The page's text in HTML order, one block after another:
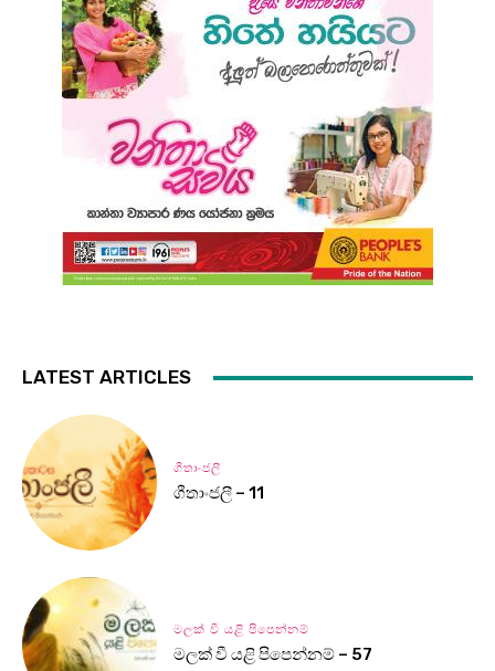
LATEST ARTICLES
ගීතාංජලී
ගීතාංජලී – 11
මලක් වී යළි පිපෙන්නම්
මලක් වී යළි පිපෙන්නම් – 57